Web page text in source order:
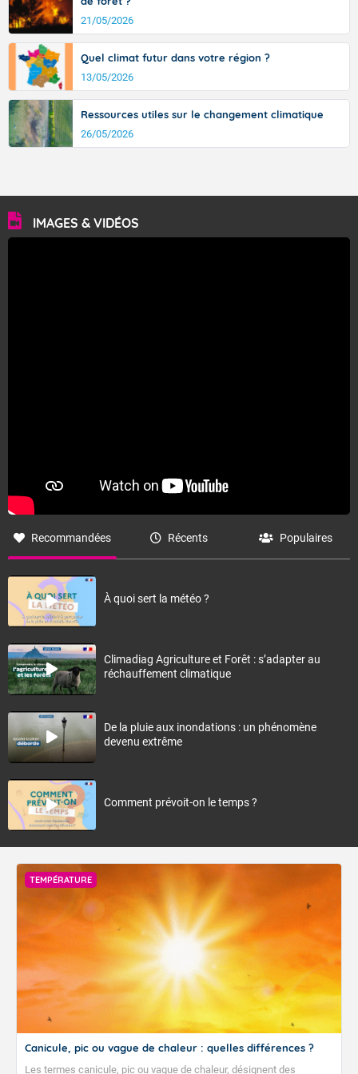
21/05/2026
Quel climat futur dans votre région ?
13/05/2026
Ressources utiles sur le changement climatique
26/05/2026
IMAGES & VIDÉOS
Recommandées Récents Populaires
À quoi sert la météo ?
Climadiag Agriculture et Forêt : s’adapter au
réchauffement climatique
De la pluie aux inondations : un phénomène
devenu extrême
Comment prévoit-on le temps ?
TEMPÉRATURE
Canicule, pic ou vague de chaleur : quelles différences ?
Les termes canicule, pic ou vague de chaleur, désignent des